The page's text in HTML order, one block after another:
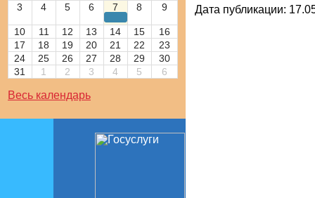
3 4 5 6 7 8 9
10 11 12 13 14 15
16
17
18 19 20 21 22
23
24
25 26 27 28 29
30
31
1 2 3 4 5 6
Весь календарь
Дата публикации: